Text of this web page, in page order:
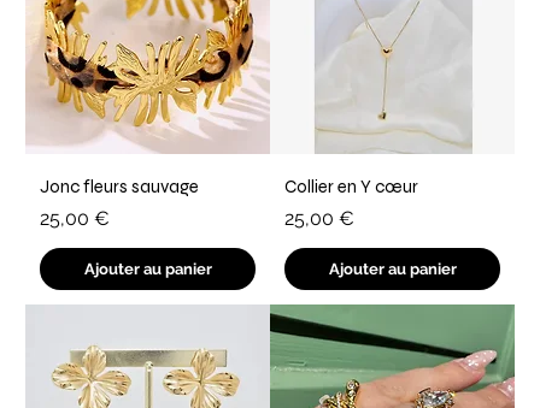
Jonc fleurs sauvage
Prix
25,00 €
Ajouter au panier
Collier en Y cœur
Prix
25,00 €
Ajouter au panier